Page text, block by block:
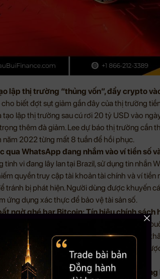
lập thị trường “thủng vốn”, đẩy crypto
biết đợt sụt giảm gần đây của thị trường
lập thị trường sau cú rơi 20 tỷ USD vào
thêm đà giảm. Lee dự báo thị trường cần
2022 từng mất 8 tuần để hồi phục.
qua WhatsApp đang nhắm vào ví tiền số
vi đang lây lan tại Brazil, sử dụng tin nhắn
quyền truy cập tài khoản tài chính và ví
tránh bị phát hiện. Người dùng được khuyến
ứng dụng xác thực để bảo vệ tài sản số.
ngờ ghé bar Bitcoin: Tín hiệu chính sách
Tài chính Hoa Kỳ – đã bất ngờ xuất hiện tại
cộng đồng tiền số dậy sóng. Với quan điểm
đến crypto, sự hiện diện của ông tại đây
đang trong giai đoạn giảm sâu.
hợp pháp hóa stablecoin – Bất đồng